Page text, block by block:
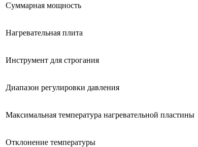
Суммарная мощность
Нагревательная плита
Инструмент для строгания
Диапазон регулировки давления
Максимальная температура нагревательной пластины
Отклонение температуры